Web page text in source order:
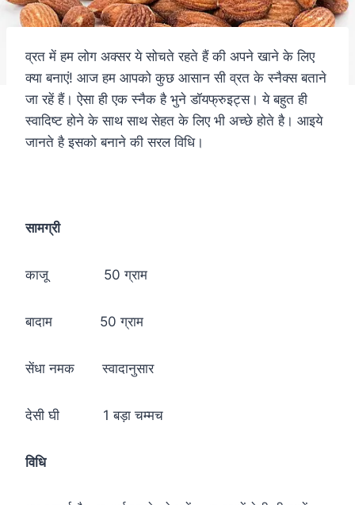
व्रत में हम लोग अक्सर ये सोचते रहते हैं की अपने खाने के लिए
क्या बनाएं! आज हम आपको कुछ आसान सी व्रत के स्नैक्स बताने
जा रहें हैं। ऐसा ही एक स्नैक है भुने डॉयफ्रुइट्स। ये बहुत ही
स्वादिष्ट होने के साथ साथ सेहत के लिए भी अच्छे होते है। आइये
जानते है इसको बनाने की सरल विधि।
सामग्री
काजू 50 ग्राम
बादाम 50 ग्राम
सेंधा नमक स्वादानुसार
देसी घी 1 बड़ा चम्मच
विधि